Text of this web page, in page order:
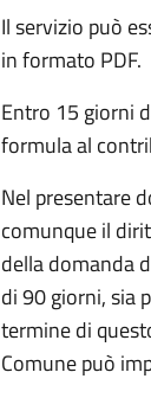
Il servizio può
in formato PDF.
Entro 15 giorni
formula al
Nel presentare
comunque il
della domanda
di 90 giorni, sia
termine di
Comune può